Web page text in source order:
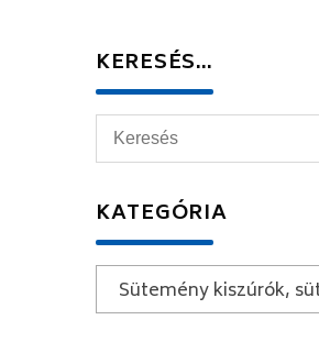
KERESÉS…
KATEGÓRIA
Sütemény kiszúrók, sütemény formázók, sütemény